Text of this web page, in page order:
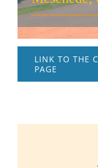
LINK TO THE
PAGE